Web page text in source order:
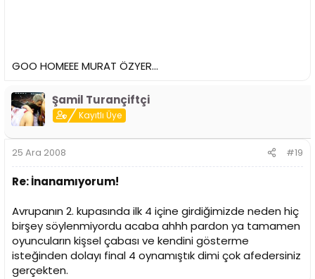
GOO HOMEEE MURAT ÖZYER...
Şamil Turançiftçi
Kayıtlı Üye
25 Ara 2008 #19
Re: İnanamıyorum!
Avrupanın 2. kupasında ilk 4 içine girdiğimizde neden hiç
birşey söylenmiyordu acaba ahhh pardon ya tamamen
oyuncuların kişsel çabası ve kendini gösterme
isteğinden dolayı final 4 oynamıştık dimi çok afedersiniz
gerçekten.